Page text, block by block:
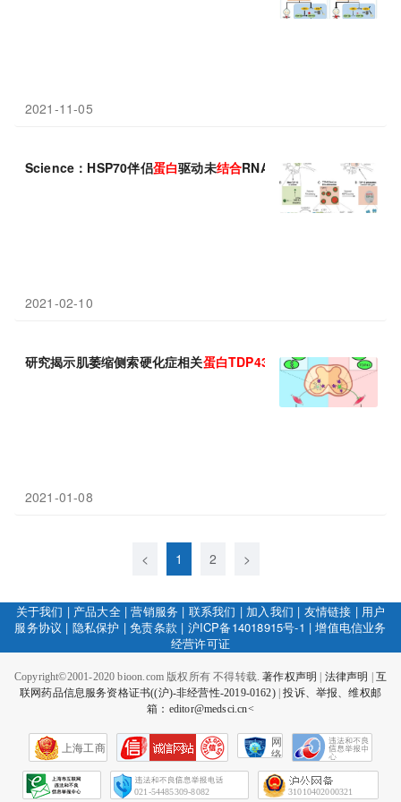
2021-11-05
Science：HSP70伴侣蛋白驱动未结合RNA的 TDP-43 发生相分离
2021-02-10
研究揭示肌萎缩侧索硬化症相关蛋白TDP43 稳定性调控新机制
2021-01-08
< 1 2 >
关于我们 | 产品大全|营销服务 | 联系我们 | 加入我们 | 友情链接 | 用户
服务协议 | 隐私保护 |免责条款 | 沪ICP备14018915号-1 |增值电信业务
经营许可证
Copyright©2001-2020 bioon.com 版权所有 不得转载.著作权声明 法律声明
互
联网药品信息服务资格证书((沪)-非经营性-2019-0162)|投诉、举报、维权邮
箱：editor@medsci.cn<
上海工商
网
络
会
征
021-54485309-8082 31010402000321